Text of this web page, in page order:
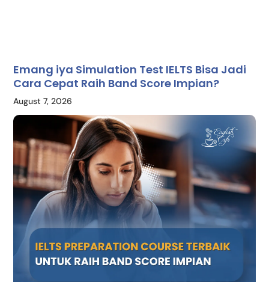
Emang iya Simulation Test IELTS Bisa Jadi
Cara Cepat Raih Band Score Impian?
August 7, 2026